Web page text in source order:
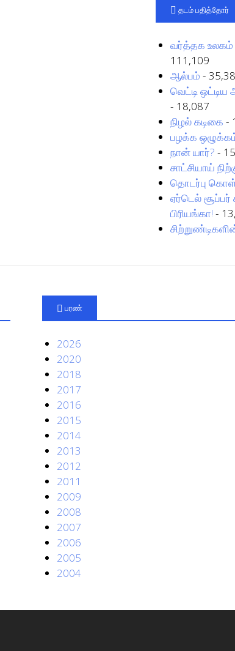
தடம் பதித்தோர்
வர்த்தக உலகம்
111,109
ஆல்பம் -
வெட்டி
- 18,087
நிழல் கடிகை -
பழக்க
நான் யார்? -
சாட்சியாய்
தொடர்பு
ஏர்டெல் சூப்பர்
பிரியங்கா! -
பரண்
2026
2020
2018
2017
2016
2015
2014
2013
2012
2011
2009
2008
2007
2006
2005
2004